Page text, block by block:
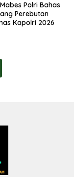
Polri Bahas
Perebutan
Kapolri 2026